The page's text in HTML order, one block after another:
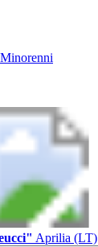
Aprilia (LT)